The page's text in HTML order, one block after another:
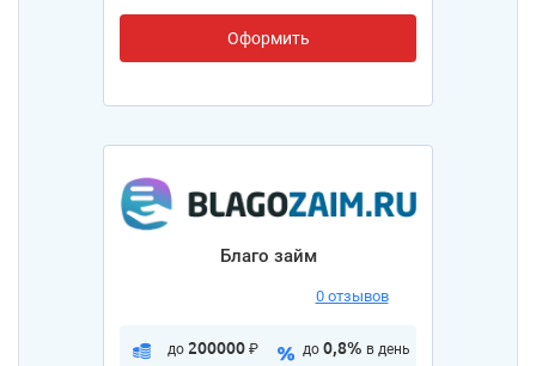
Оформить
Благо займ
0 отзывов
до 200000 ₽ до 0,8% в день